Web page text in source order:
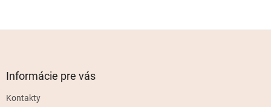
Informácie pre vás
Kontakty